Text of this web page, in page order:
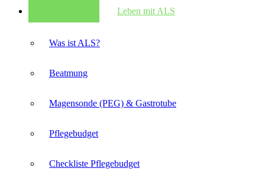
Leben mit ALS
Was ist ALS?
Beatmung
Magensonde (PEG) & Gastrotube
Pflegebudget
Checkliste Pflegebudget